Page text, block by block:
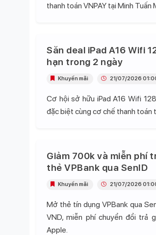
thanh toán VNPAY tại Minh
Săn deal iPad A16 Wifi
hạn trong 2 ngày
Cơ hội sở hữu iPad A16 Wifi
đặc biệt cùng cơ chế thanh toán
Khuyến mãi 21/07/2026
Giảm 700k và miễn phí
thẻ VPBank qua SenID
Mở thẻ tín dụng VPBank qua
VND, miễn phí chuyển đổi trả
Apple.
Khuyến mãi 21/07/2026